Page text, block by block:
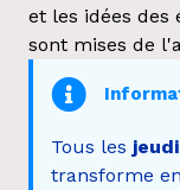
et les idées des
sont mises de
Tous les
transforme